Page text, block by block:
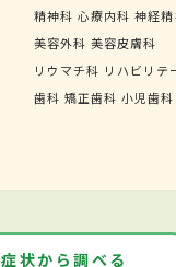
精神科 心療内科 神経
美容外科 美容皮膚科
リウマチ科 リハビリテ
歯科 矯正歯科 小児歯科
症状から調べる